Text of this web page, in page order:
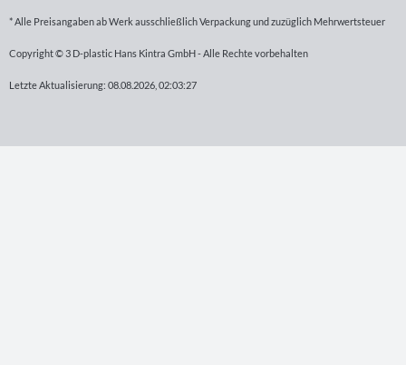
* Alle Preisangaben ab Werk ausschließlich Verpackung und zuzüglich Mehrwertsteuer
Copyright © 3 D-plastic Hans Kintra GmbH - Alle Rechte vorbehalten
Letzte Aktualisierung: 08.08.2026, 02:03:27